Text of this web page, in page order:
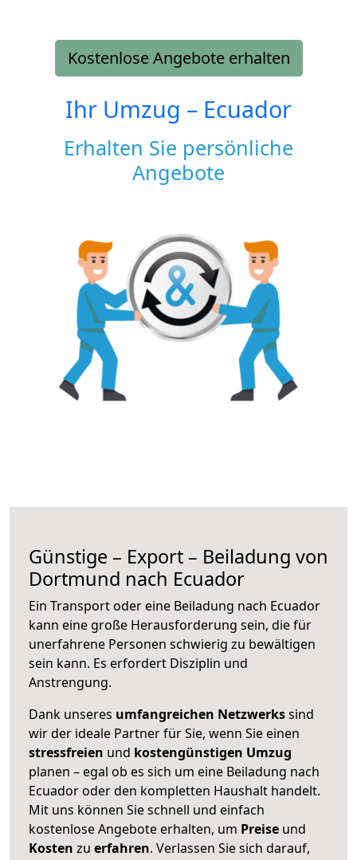
Kostenlose Angebote erhalten
Ihr Umzug – Ecuador
Erhalten Sie persönliche
Angebote
Günstige – Export – Beiladung von
Dortmund nach Ecuador
Ein Transport oder eine Beiladung nach Ecuador
kann eine große Herausforderung sein, die für
unerfahrene Personen schwierig zu bewältigen
sein kann. Es erfordert Disziplin und
Anstrengung.
Dank unseres umfangreichen Netzwerkssind
wir der ideale Partner für Sie, wenn Sie einen
stressfreien und kostengünstigen Umzug
planen – egal ob es sich um eine Beiladung nach
Ecuador oder den kompletten Haushalt handelt.
Mit uns können Sie schnell und einfach
kostenlose Angebote erhalten, um Preise und
Kosten zu erfahren. Verlassen Sie sich darauf,